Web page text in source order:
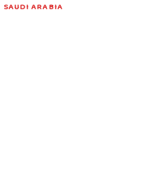
SAUDI ARABIA